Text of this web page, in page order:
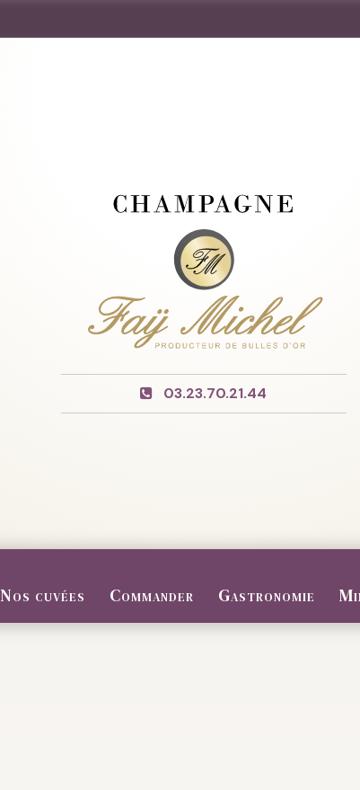
03.23.70.21.44
Nos cuvées Commander Gastronomie